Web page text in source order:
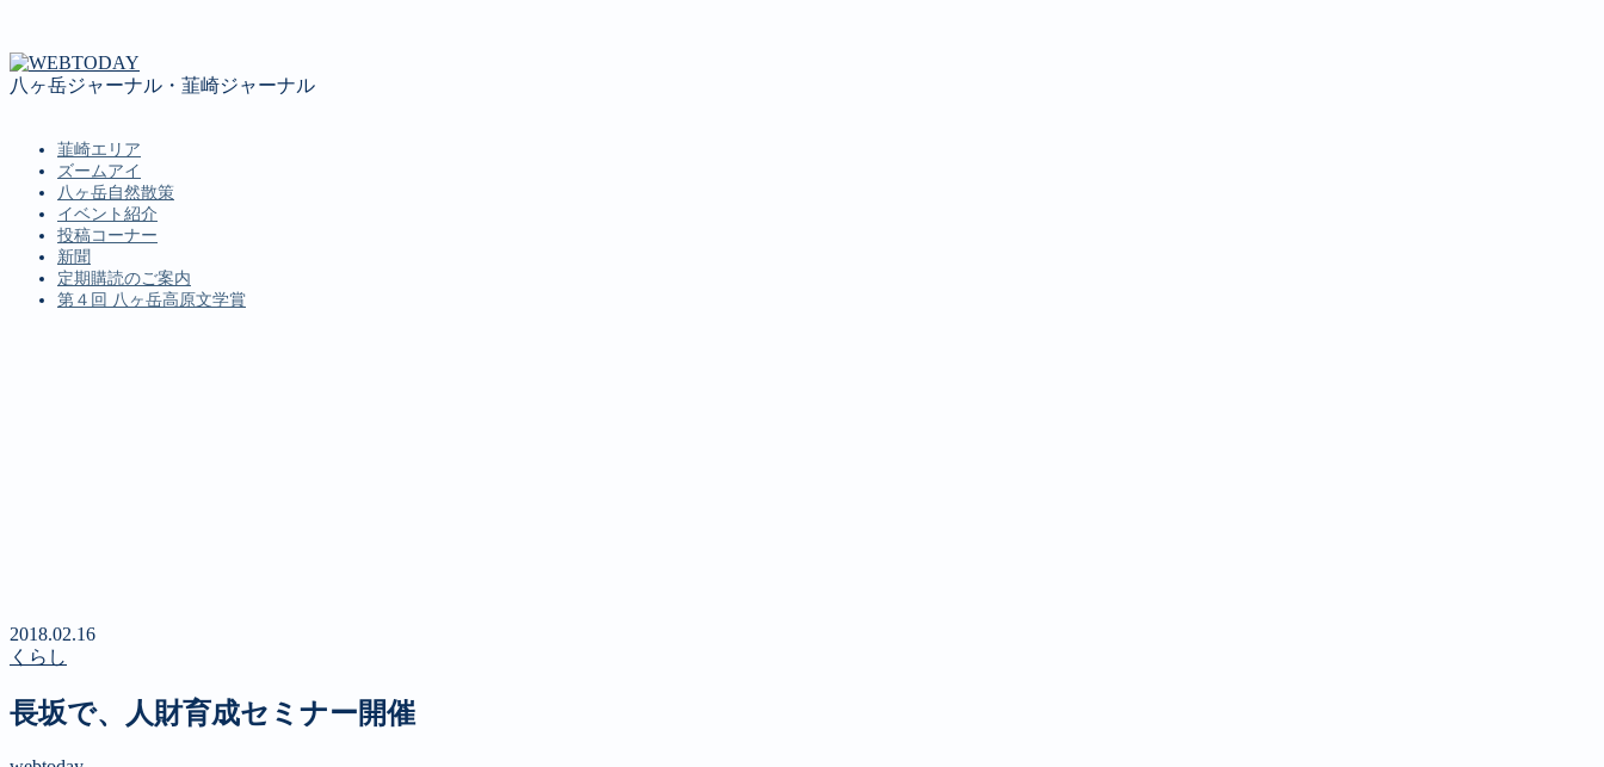
八ヶ岳ジャーナル・韮崎ジャーナル
韮崎エリア
ズームアイ
八ヶ岳自然散策
イベント紹介
投稿コーナー
新聞
定期購読のご案内
第４回 八ヶ岳高原文学賞
2018.02.16
くらし
長坂で、人財育成セミナー開催